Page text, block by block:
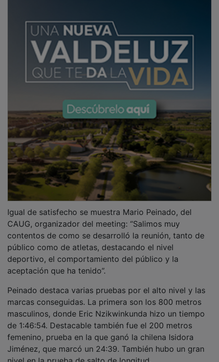
CAUG, organizador del meeting: “Salimos muy
contentos de como se desarrolló la reunión, tanto de
público como de atletas, destacando el nivel
deportivo, el comportamiento del público y la
aceptación que ha tenido”.
marcas conseguidas. La primera son los 800 metros
masculinos, donde Eric Nzikwinkunda hizo un tiempo
de 1:46:54. Destacable también fue el 200 metros
femenino, prueba en la que ganó la chilena Isidora
Jiménez, que marcó un 24:39. También hubo un gran
nivel en la prueba de salto de longitud.